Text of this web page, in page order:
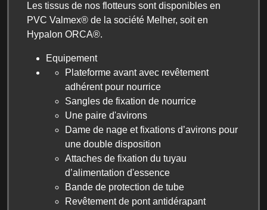
Les tissus de nos flotteurs sont disponibles en
PVC Valmex® de la société Melher, soit en
Hypalon ORCA®.
Equipement
Plateforme avant avec revêtement
adhérent pour nourrice
Sangles de fixation de nourrice
Une paire d'avirons
Dame de nage et fixations d’avirons pour
une double disposition
Attaches de fixation du tuyau
d’alimentation d'essence
Bande de protection de tube
Revêtement de pont antidérapant